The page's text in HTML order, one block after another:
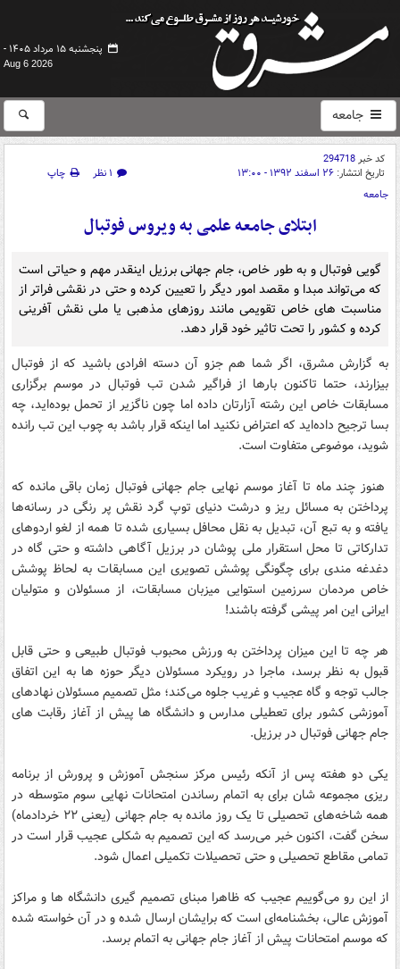
پنجشنبه ۱۵ مرداد ۱۴۰۵ -
Aug 6 2026
جامعه
کد خبر294718
تاریخ انتشار: ۲۶ اسفند ۱۳۹۲ - ۱۳:۰۰ ۱ نظر
چاپ
جامعه
ابتلای جامعه علمی به ویروس فوتبال
گویی فوتبال و به طور خاص، جام جهانی برزیل اینقدر مهم و حیاتی است
که می‌تواند مبدا و مقصد امور دیگر را تعیین کرده و حتی در نقشی فراتر از
مناسبت های خاص تقویمی مانند روزهای مذهبی یا ملی نقش آفرینی
کرده و کشور را تحت تاثیر خود قرار دهد.
به گزارش مشرق، اگر شما هم جزو آن دسته افرادی باشید که از فوتبال
بیزارند، حتما تاکنون بارها از فراگیر شدن تب فوتبال در موسم برگزاری
مسابقات خاص این رشته آزارتان داده اما چون ناگزیر از تحمل بوده‌اید، چه
بسا ترجیح داده‌اید که اعتراض نکنید اما اینکه قرار باشد به چوب این تب رانده
شوید، موضوعی متفاوت است.
هنوز چند ماه تا آغاز موسم نهایی جام جهانی فوتبال زمان باقی مانده که
پرداختن به مسائل ریز و درشت دنیای توپ گرد نقش پر رنگی در رسانه‌ها
یافته و به تبع آن، تبدیل به نقل محافل بسیاری شده تا همه از لغو اردوهای
تدارکاتی تا محل استقرار ملی پوشان در برزیل آگاهی داشته و حتی گاه در
دغدغه مندی برای چگونگی پوشش تصویری این مسابقات به لحاظ پوشش
خاص مردمان سرزمین استوایی میزبان مسابقات، از مسئولان و متولیان
ایرانی این امر پیشی گرفته باشند!
هر چه تا این میزان پرداختن به ورزش محبوب فوتبال طبیعی و حتی قابل
قبول به نظر برسد، ماجرا در رویکرد مسئولان دیگر حوزه ها به این اتفاق
جالب توجه و گاه عجیب و غریب جلوه می‌کند؛ مثل تصمیم مسئولان نهادهای
آموزشی کشور برای تعطیلی مدارس و دانشگاه ها پیش از آغاز رقابت های
جام جهانی فوتبال در برزیل.
یکی دو هفته پس از آنکه رئیس مرکز سنجش آموزش و پرورش از برنامه
ریزی مجموعه شان برای به اتمام رساندن امتحانات نهایی سوم متوسطه در
همه شاخه‌های تحصیلی تا یک روز مانده به جام جهانی (یعنی ۲۲ خردادماه)
سخن گفت، اکنون خبر می‌رسد که این تصمیم به شکلی عجیب قرار است در
تمامی مقاطع تحصیلی و حتی تحصیلات تکمیلی اعمال شود.
از این رو می‌گوییم عجیب که ظاهرا مبنای تصمیم گیری دانشگاه ها و مراکز
آموزش عالی، بخشنامه‌ای است که برایشان ارسال شده و در آن خواسته شده
که موسم امتحانات پیش از آغاز جام جهانی به اتمام برسد.